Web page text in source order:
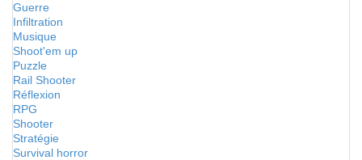
Guerre
Infiltration
Musique
Shoot'em up
Puzzle
Rail Shooter
Réflexion
RPG
Shooter
Stratégie
Survival horror